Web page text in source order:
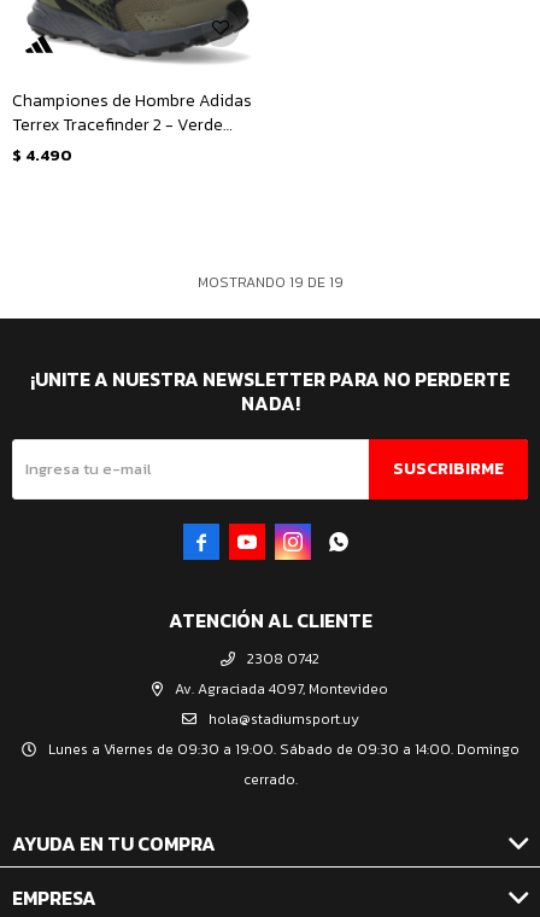
Championes de Hombre Adidas
Terrex Tracefinder 2 - Verde
Oliva - Negro
$ 4.490
MOSTRANDO 19 DE19
ATENCIÓN AL CLIENTE
2308 0742
Av. Agraciada 4097, Montevideo
hola@stadiumsport.uy
Lunes a Viernes de 09:30 a 19:00. Sábado de 09:30 a 14:00. Domingo
cerrado.
AYUDA EN TU COMPRA
EMPRESA
¡UNITE A NUESTRA NEWSLETTER PARA NO PERDERTE
NADA!
SUSCRIBIRME
   